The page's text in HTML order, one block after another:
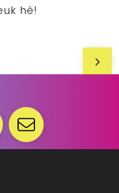
hé!